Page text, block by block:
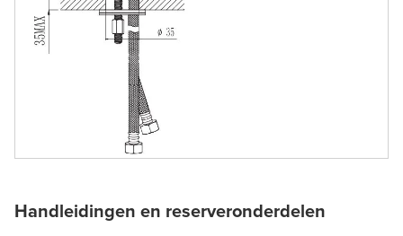
Handleidingen en reserveronderdelen